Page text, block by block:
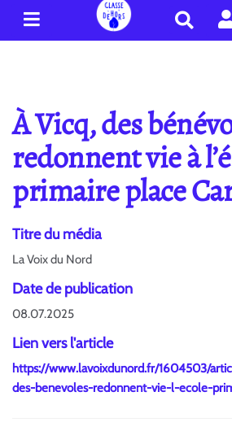
e
c
h
e
r
À Vicq, des
redonnent vie à
primaire place
Titre du média
La Voix du Nord
Date de publication
08.07.2025
Lien vers l'article
https://www.lavoixdunord.fr/1604503/
des-benevoles-redonnent-vie-l-ecole-